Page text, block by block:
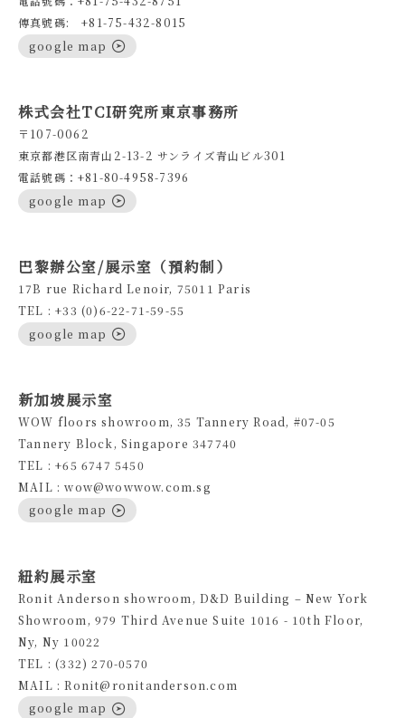
傳真號碼: +81-75-432-8015
google map
株式会社TCI研究所東京事務所
〒107-0062
東京都港区南青山2-13-2 サンライズ青山ビル301
電話號碼：+81-80-4958-7396
google map
巴黎辦公室/展示室（預約制）
17B rue Richard Lenoir, 75011 Paris
TEL : +33 (0)6-22-71-59-55
google map
新加坡展示室
WOW floors showroom, 35 Tannery Road, #07-05
Tannery Block, Singapore 347740
TEL : +65 6747 5450
MAIL : wow@wowwow.com.sg
google map
紐約展示室
Ronit Anderson showroom, D&D Building – New York
Showroom, 979 Third Avenue Suite 1016 - 10th Floor,
Ny, Ny 10022
TEL : (332) 270-0570
MAIL : Ronit@ronitanderson.com
google map